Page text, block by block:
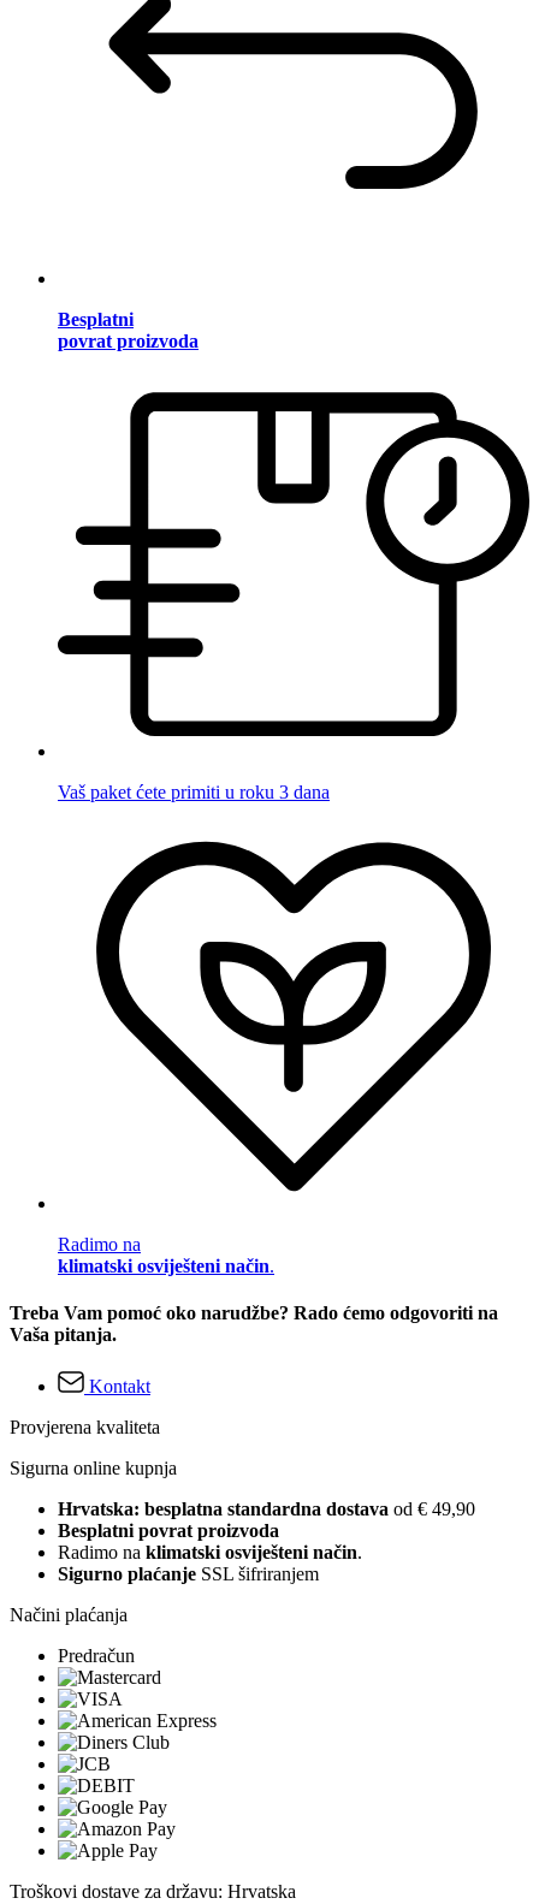
Besplatni
povrat proizvoda
Vaš paket ćete primiti u roku 3 dana
Radimo na
klimatski osviješteni način.
Treba Vam pomoć oko narudžbe? Rado ćemo odgovoriti na
Vaša pitanja.
Kontakt
Provjerena kvaliteta
Sigurna online kupnja
Hrvatska: besplatna standardna dostava od € 49,90
Besplatni povrat proizvoda
Radimo na klimatski osviješteni način.
Sigurno plaćanje SSL šifriranjem
Načini plaćanja
Predračun
Troškovi dostave za državu: Hrvatska